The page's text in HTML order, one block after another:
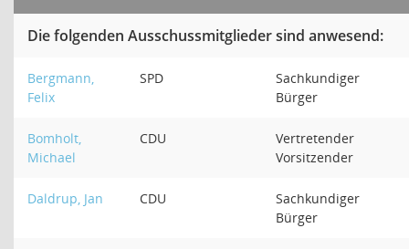
Die folgenden Ausschussmitglieder sind anwesend:
Bergmann,
Felix
SPD
Sachkundiger
Bürger
Bomholt,
Michael
CDU
Vertretender
Vorsitzender
Daldrup, Jan CDU
Sachkundiger
Bürger